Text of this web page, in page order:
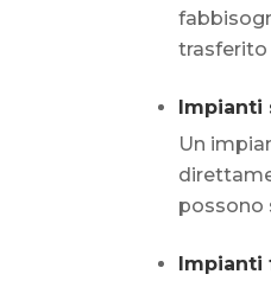
trasferito
Impianti
Un
possono
Impianti